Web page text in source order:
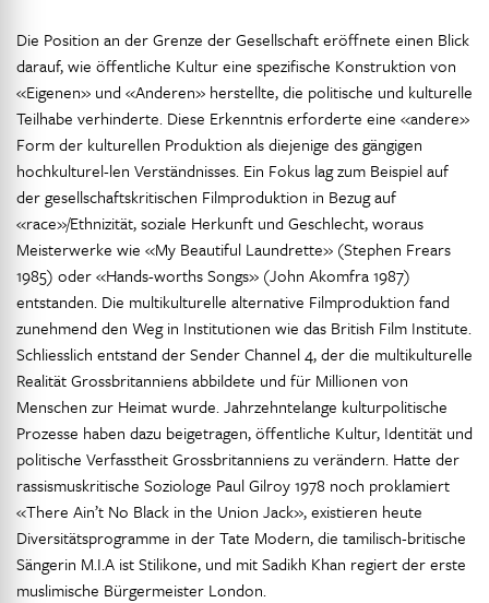
Die Position an der Grenze der Gesellschaft eröffnete einen Blick
darauf, wie öffentliche Kultur eine spezifische Konstruktion von
«Eigenen» und «Anderen» herstellte, die politische und kulturelle
Teilhabe verhinderte. Diese Erkenntnis erforderte eine «andere»
Form der kulturellen Produktion als diejenige des gängigen
hochkulturel-len Verständnisses. Ein Fokus lag zum Beispiel auf
der gesellschaftskritischen Filmproduktion in Bezug auf
«race»/Ethnizität, soziale Herkunft und Geschlecht, woraus
Meisterwerke wie «My Beautiful Laundrette» (Stephen Frears
1985) oder «Hands-worths Songs» (John Akomfra 1987)
entstanden. Die multikulturelle alternative Filmproduktion fand
zunehmend den Weg in Institutionen wie das British Film Institute.
Schliesslich entstand der Sender Channel 4, der die multikulturelle
Realität Grossbritanniens abbildete und für Millionen von
Menschen zur Heimat wurde. Jahrzehntelange kulturpolitische
Prozesse haben dazu beigetragen, öffentliche Kultur, Identität und
politische Verfasstheit Grossbritanniens zu verändern. Hatte der
rassismuskritische Soziologe Paul Gilroy 1978 noch proklamiert
«There Ain’t No Black in the Union Jack», existieren heute
Diversitätsprogramme in der Tate Modern, die tamilisch-britische
Sängerin M.I.A ist Stilikone, und mit Sadikh Khan regiert der erste
muslimische Bürgermeister London.